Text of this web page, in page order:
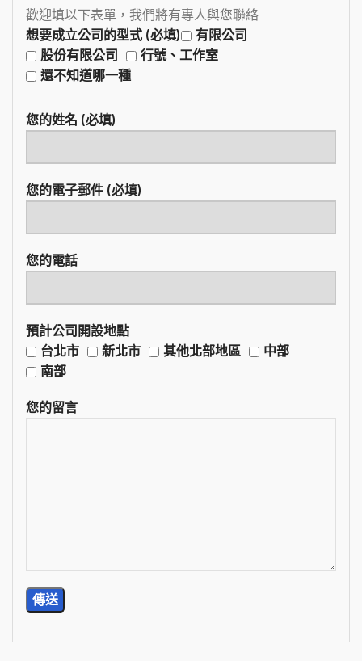
歡迎填以下表單，我們將有專人與您聯絡
想要成立公司的型式 (必填)
有限公司
股份有限公司
行號、工作室
還不知道哪一種
您的姓名 (必填)
您的電子郵件 (必填)
您的電話
預計公司開設地點
台北市
新北市 其他北部地區
中部
南部
您的留言